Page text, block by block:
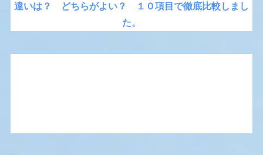
違いは？ どちらがよい？ １０項目で徹底比較しまし
た。